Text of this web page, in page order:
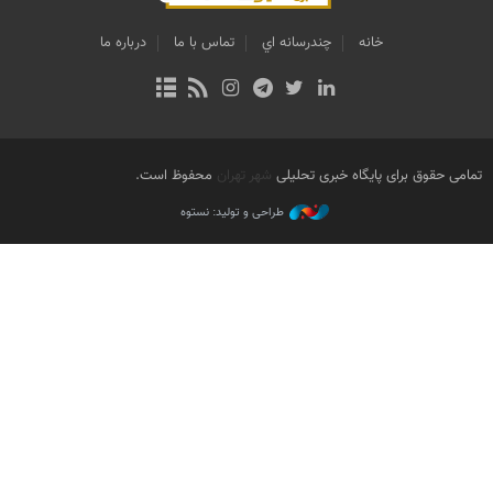
خانه چندرسانه اي تماس با ما درباره ما
تمامی حقوق برای پایگاه خبری تحلیلی شهر تهران محفوظ است.
طراحی و تولید: نستوه